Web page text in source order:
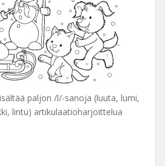
paljon /l/-sanoja (luuta, lumi,
lintu) artikulaatioharjoittelua